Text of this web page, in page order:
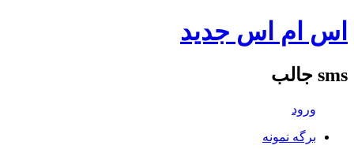
اس ام اس جدید
sms جالب
ورود
برگه نمونه